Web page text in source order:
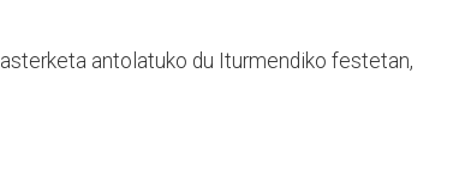
antolatuko du Iturmendiko festetan,